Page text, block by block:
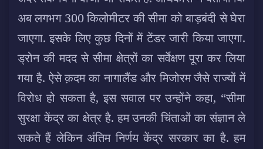
अब लगभग 300 किलोमीटर की सीमा को बाड़बंदी से घेरा
जाएगा. इसके लिए कुछ दिनों में टेंडर जारी किया जाएगा.
ड्रोन की मदद से सीमा क्षेत्रों का सर्वेक्षण पूरा कर लिया
गया है. ऐसे क़दम का नागालैंड और मिजोरम जैसे राज्यों में
विरोध हो सकता है, इस सवाल पर उन्होंने कहा, “सीमा
सुरक्षा केंद्र का क्षेत्र है. हम उनकी चिंताओं का संज्ञान ले
सकते हैं लेकिन अंतिम निर्णय केंद्र सरकार का है. हम